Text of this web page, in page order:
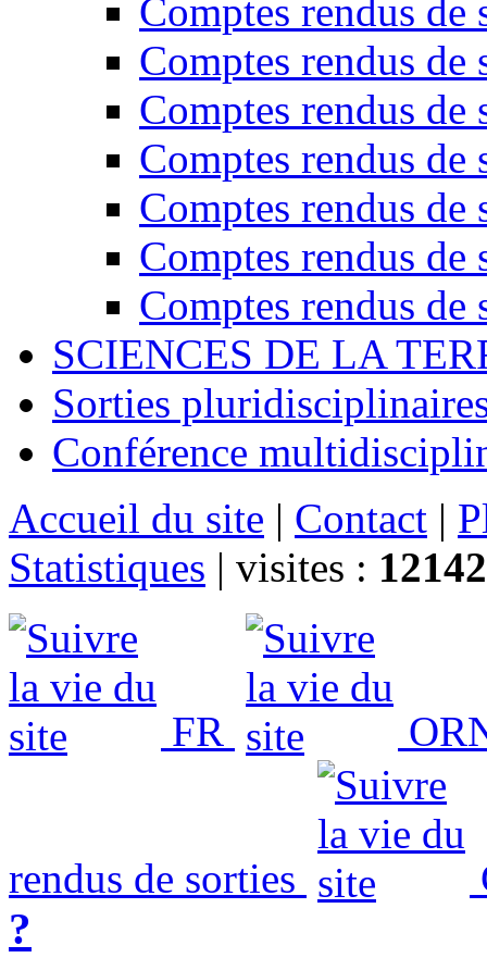
Comptes rendus de
Comptes rendus de
Comptes rendus de
Comptes rendus de
Comptes rendus de
Comptes rendus de
Comptes rendus de
SCIENCES DE LA
Sorties
Conférence
Accueil du site | Contact |
Statistiques | visites :
FR
rendus de sorties
?